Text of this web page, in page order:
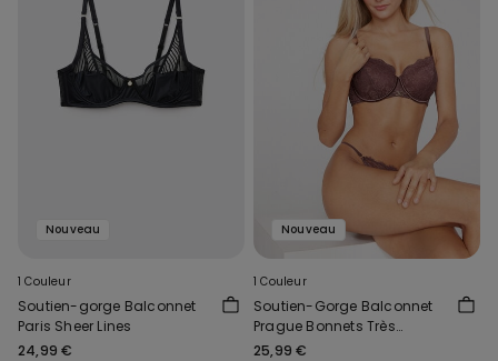
Nouveau
1 Couleur
Soutien-gorge Balconnet
Paris Sheer Lines
24,99 €
Nouveau
1 Couleur
Soutien-Gorge Balconnet
Prague Bonnets Très
Couvrants Perfect Harmony
25,99 €